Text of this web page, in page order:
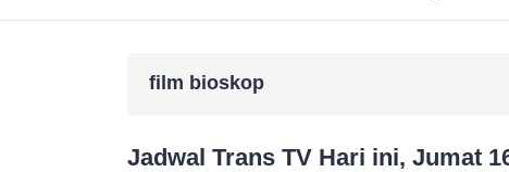
film bioskop
Jadwal Trans TV Hari ini, Jumat